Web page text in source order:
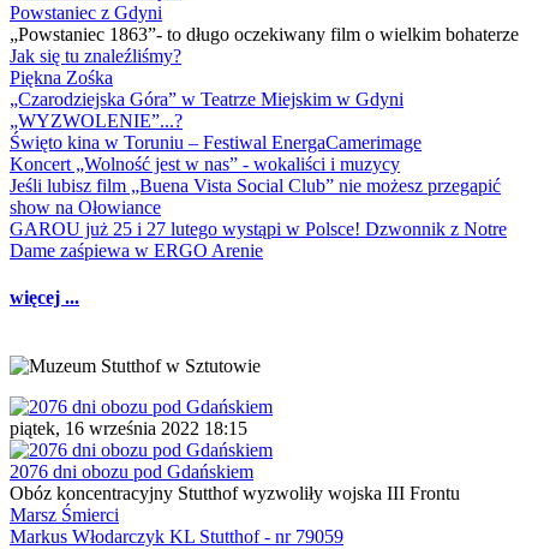
Powstaniec z Gdyni
„Powstaniec 1863”- to długo oczekiwany film o wielkim bohaterze
Jak się tu znaleźliśmy?
Piękna Zośka
„Czarodziejska Góra” w Teatrze Miejskim w Gdyni
„WYZWOLENIE”...?
Święto kina w Toruniu – Festiwal EnergaCamerimage
Koncert „Wolność jest w nas” - wokaliści i muzycy
Jeśli lubisz film „Buena Vista Social Club” nie możesz przegapić
show na Ołowiance
GAROU już 25 i 27 lutego wystąpi w Polsce! Dzwonnik z Notre
Dame zaśpiewa w ERGO Arenie
więcej ...
piątek, 16 września 2022 18:15
2076 dni obozu pod Gdańskiem
Obóz koncentracyjny Stutthof wyzwoliły wojska III Frontu
Marsz Śmierci
Markus Włodarczyk KL Stutthof - nr 79059